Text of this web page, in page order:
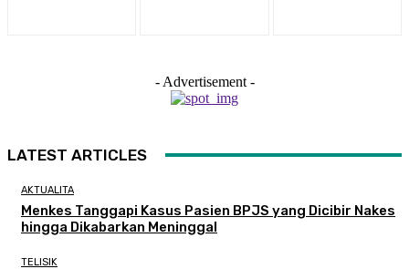
- Advertisement -
LATEST ARTICLES
AKTUALITA
Menkes Tanggapi Kasus Pasien BPJS yang Dicibir Nakes
hingga Dikabarkan Meninggal
TELISIK